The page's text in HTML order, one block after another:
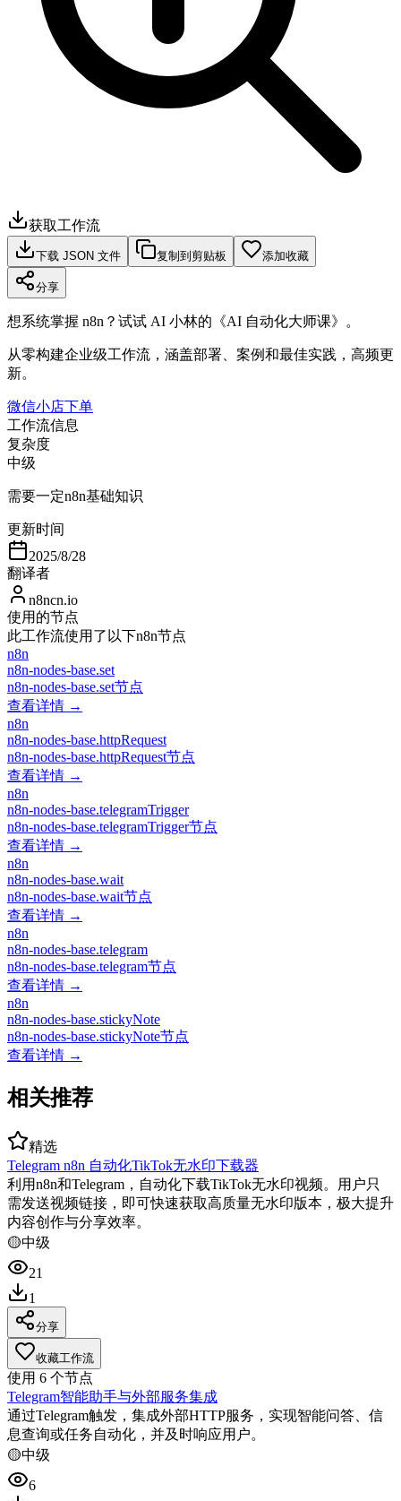
获取工作流
下载 JSON 文件 复制到剪贴板 添加收藏
分享
想系统掌握 n8n？试试 AI 小林的《AI 自动化大师课》。
从零构建企业级工作流，涵盖部署、案例和最佳实践，高频更
新。
微信小店下单
工作流信息
复杂度
中级
需要一定n8n基础知识
更新时间
2025/8/28
翻译者
n8ncn.io
使用的节点
此工作流使用了以下n8n节点
n8n
n8n-nodes-base.set
n8n-nodes-base.set节点
查看详情 →
n8n
n8n-nodes-base.httpRequest
n8n-nodes-base.httpRequest节点
查看详情 →
n8n
n8n-nodes-base.telegramTrigger
n8n-nodes-base.telegramTrigger节点
查看详情 →
n8n
n8n-nodes-base.wait
n8n-nodes-base.wait节点
查看详情 →
n8n
n8n-nodes-base.telegram
n8n-nodes-base.telegram节点
查看详情 →
n8n
n8n-nodes-base.stickyNote
n8n-nodes-base.stickyNote节点
查看详情 →
相关推荐
精选
Telegram n8n 自动化TikTok无水印下载器
利用n8n和Telegram，自动化下载TikTok无水印视频。用户只
需发送视频链接，即可快速获取高质量无水印版本，极大提升
内容创作与分享效率。
🟡中级
21
1
分享
收藏工作流
使用 6 个节点
Telegram智能助手与外部服务集成
通过Telegram触发，集成外部HTTP服务，实现智能问答、信
息查询或任务自动化，并及时响应用户。
🟡中级
6